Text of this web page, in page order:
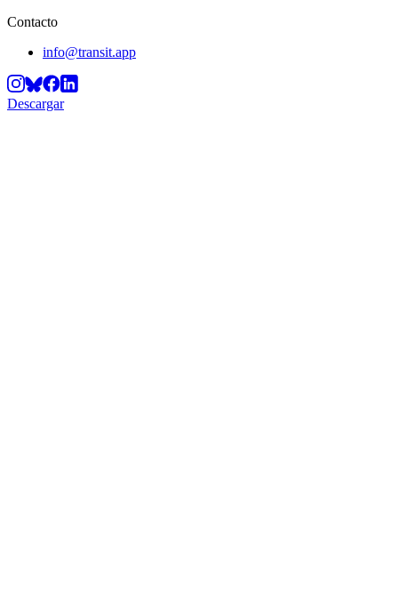
Contacto
info@transit.app
Descargar